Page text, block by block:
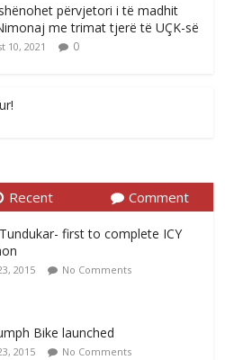
përvjetori i të madhit
me trimat tjerë të UÇK-së
10, 2021 0
Recent Comment
first to complete ICY
2015 No Comments
Bike launched
2015 No Comments